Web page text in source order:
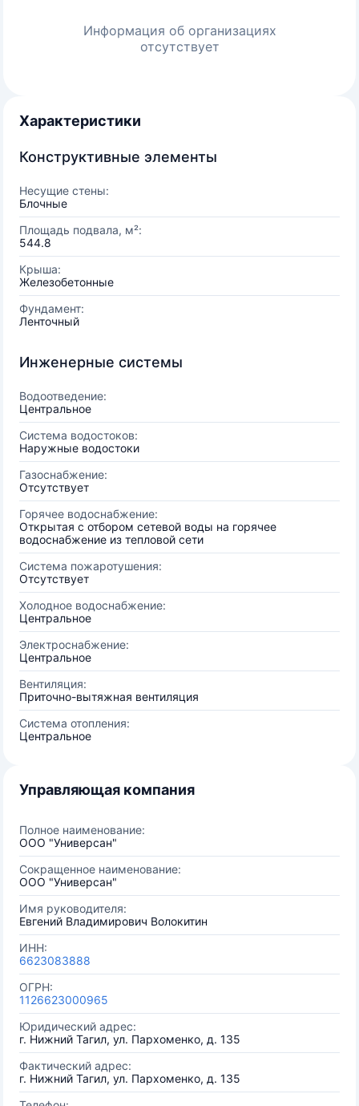
Информация об организациях
отсутствует
Характеристики
Конструктивные элементы
Несущие стены:
Блочные
Площадь подвала, м²:
544.8
Крыша:
Железобетонные
Фундамент:
Ленточный
Инженерные системы
Водоотведение:
Центральное
Система водостоков:
Наружные водостоки
Газоснабжение:
Отсутствует
Горячее водоснабжение:
Открытая с отбором сетевой воды на горячее
водоснабжение из тепловой сети
Система пожаротушения:
Отсутствует
Холодное водоснабжение:
Центральное
Электроснабжение:
Центральное
Вентиляция:
Приточно-вытяжная вентиляция
Система отопления:
Центральное
Управляющая компания
Полное наименование:
ООО "Универсан"
Сокращенное наименование:
ООО "Универсан"
Имя руководителя:
Евгений Владимирович Волокитин
ИНН:
6623083888
ОГРН:
1126623000965
Юридический адрес:
г. Нижний Тагил, ул. Пархоменко, д. 135
Фактический адрес:
г. Нижний Тагил, ул. Пархоменко, д. 135